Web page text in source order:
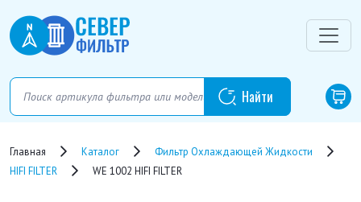
Главная Каталог
Фильтр Охлаждающей Жидкости
HIFI FILTER
WE 1002 HIFI FILTER